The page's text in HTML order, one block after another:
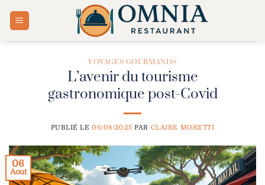
VOYAGES GOURMANDS
L’avenir du tourisme
gastronomique post-Covid
PUBLIÉ LE06/08/2025 PAR CLAIRE MORETTI
06
Août